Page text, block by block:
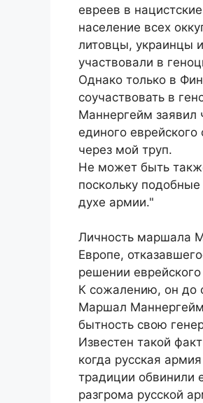
евреев в
население всех
литовцы, украинцы
участвовали в
Однако только в
соучаствовать в
Маннергейм заявил
единого
через мой труп.
Не может быть
поскольку
духе армии."
Личность маршала
Европе,
решении
К сожалению, он до
Маршал Маннергейм
бытность свою
Известен такой
когда русская
традиции обвинили
разгрома русской